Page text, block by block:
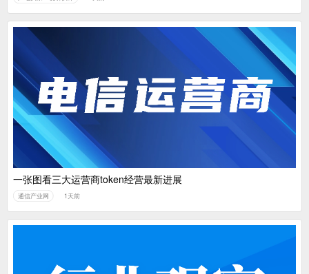
一张图看三大运营商token经营最新进展
通信产业网 1天前